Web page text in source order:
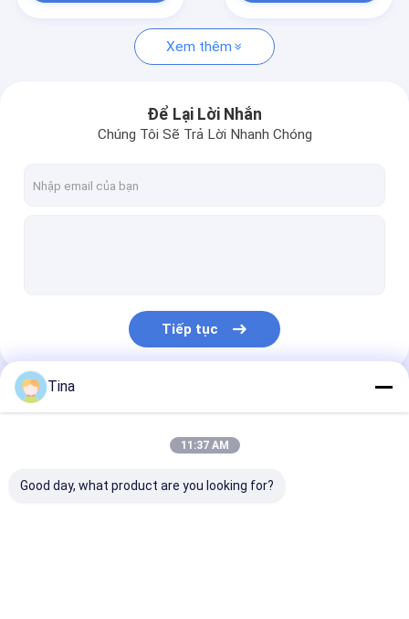
Đầu nối thẻ
Máy kết nối nữ loại C
Các đầu nối đầu vào/đi ra
Đầu nối BTB
Xem thêm
Để Lại Lời Nhắn
Chúng Tôi Sẽ Trả Lời Nhanh Chóng
Tiếp tục
Danh Mục Của Chúng Tôi
Tina
11:37 AM
Good day, what product are you looking for?